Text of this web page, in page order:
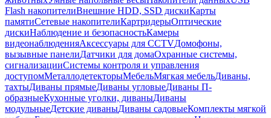
Flash накопителиВнешние HDD, SSD дискиКарты
памятиСетевые накопителиКартридерыОптические
дискиНаблюдение и безопасностьКамеры
видеонаблюденияАксессуары для CCTVДомофоны,
вызывные панелиДатчики для домаОхранные системы,
сигнализацииСистемы контроля и управления
доступомМеталлодетекторыМебельМягкая мебельДиваны,
тахтыДиваны прямыеДиваны угловыеДиваны П-
образныеКухонные уголки, диваныДиваны
модульныеДетские диваныДиваны садовыеКомплекты мягкой